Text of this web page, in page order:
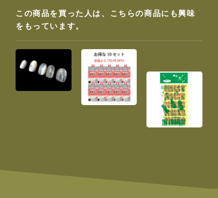
この商品を買った人は、こちらの商品にも興味
をもっています。